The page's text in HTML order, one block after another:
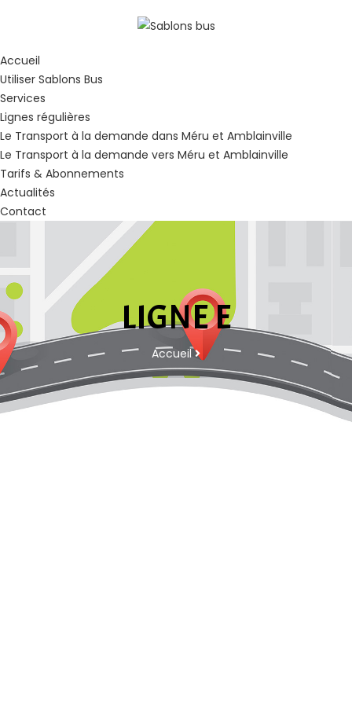
Accueil
Utiliser Sablons Bus
Services
Lignes régulières
Le Transport à la demande dans Méru et Amblainville
Le Transport à la demande vers Méru et Amblainville
Tarifs & Abonnements
Actualités
Contact
LIGNE E
Accueil